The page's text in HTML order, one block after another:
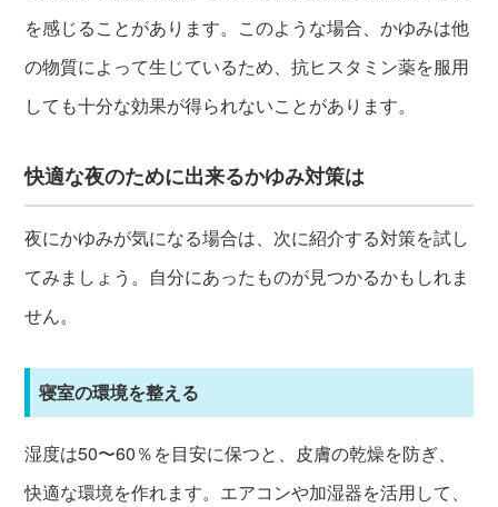
を感じることがあります。このような場合、かゆみは他
の物質によって生じているため、抗ヒスタミン薬を服用
しても十分な効果が得られないことがあります。
快適な夜のために出来るかゆみ対策は
夜にかゆみが気になる場合は、次に紹介する対策を試し
てみましょう。自分にあったものが見つかるかもしれま
せん。
寝室の環境を整える
湿度は50〜60％を目安に保つと、皮膚の乾燥を防ぎ、
快適な環境を作れます。エアコンや加湿器を活用して、